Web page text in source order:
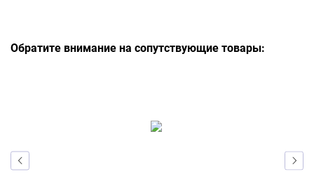
Обратите внимание на сопутствующие товары: